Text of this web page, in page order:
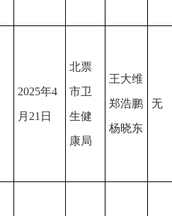
2025年4
月21日
北票
市卫
生健
康局
王大维
郑浩鹏
杨晓东
无